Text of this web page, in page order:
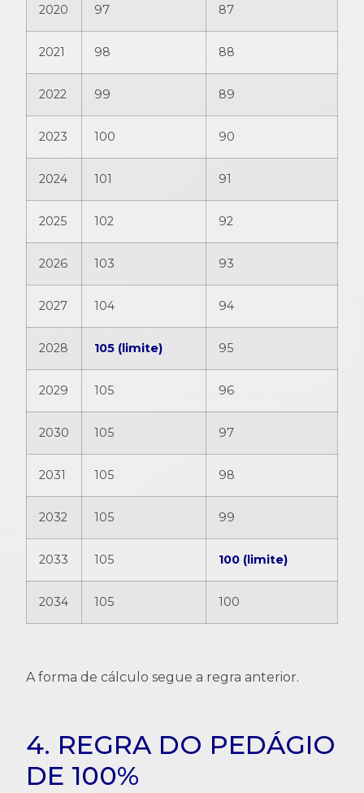
2020 97 87
2021 98 88
2022 99 89
2023 100 90
2024 101 91
2025 102 92
2026 103 93
2027 104 94
2028 105 (limite) 95
2029 105 96
2030 105 97
2031 105 98
2032 105 99
2033 105 100 (limite)
2034 105 100
A forma de cálculo segue a regra anterior.
4. REGRA DO PEDÁGIO
DE 100%